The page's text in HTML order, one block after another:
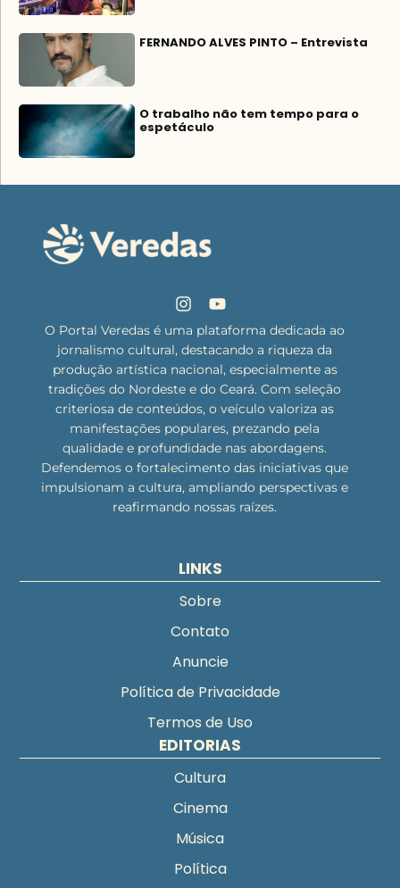
FERNANDO ALVES PINTO – Entrevista
O trabalho não tem tempo para o
espetáculo
O Portal Veredas é uma plataforma dedicada ao
jornalismo cultural, destacando a riqueza da
produção artística nacional, especialmente as
tradições do Nordeste e do Ceará. Com seleção
criteriosa de conteúdos, o veículo valoriza as
manifestações populares, prezando pela
qualidade e profundidade nas abordagens.
Defendemos o fortalecimento das iniciativas que
impulsionam a cultura, ampliando perspectivas e
reafirmando nossas raízes.
LINKS
Sobre
Contato
Anuncie
Política de Privacidade
Termos de Uso
EDITORIAS
Cultura
Cinema
Música
Política